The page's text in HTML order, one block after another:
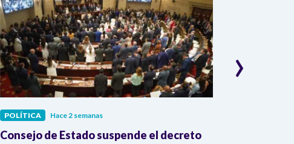
POLÍTICA Hace 2 semanas
Consejo de Estado suspende el decreto
›